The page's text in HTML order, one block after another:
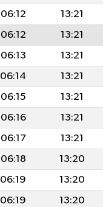
06:12
13:21
06:12
13:21
06:13
13:21
06:14
13:21
06:15
13:21
06:16
13:21
06:17
13:21
06:18
13:20
06:19
13:20
06:19
13:20